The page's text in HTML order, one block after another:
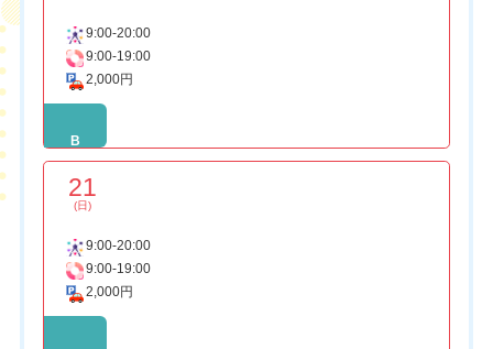
9:00-20:00
9:00-19:00
2,000円
B
21
(日)
9:00-20:00
9:00-19:00
2,000円